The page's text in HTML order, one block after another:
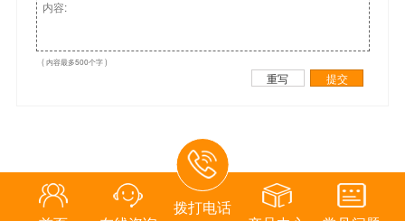
( 内容最多500个字 )
重写 提交
拨打电话